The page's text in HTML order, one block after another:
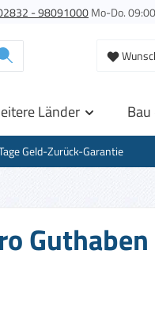
- 98091000Mo-Do.
Länder
Geld-Zurück-Garantie
Guthaben